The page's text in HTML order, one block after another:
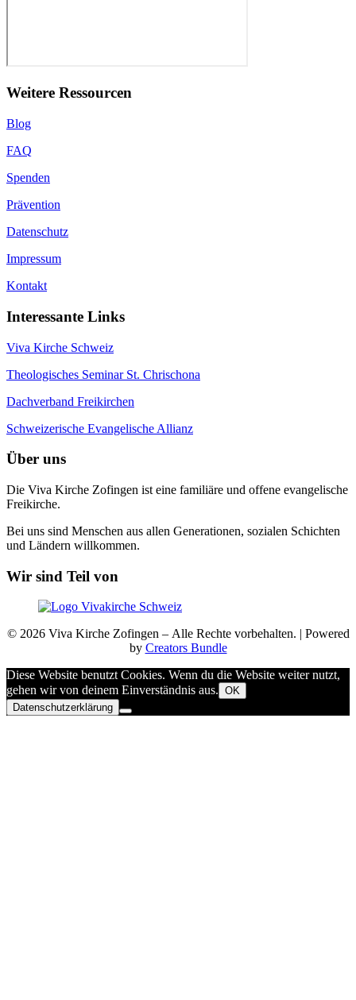
Weitere Ressourcen
Blog
FAQ
Spenden
Prävention
Datenschutz
Impressum
Kontakt
Interessante Links
Viva Kirche Schweiz
Theologisches Seminar St. Chrischona
Dachverband Freikirchen
Schweizerische Evangelische Allianz
Über uns
Die Viva Kirche Zofingen ist eine familiäre und offene evangelische
Freikirche.
Bei uns sind Menschen aus allen Generationen, sozialen Schichten
und Ländern willkommen.
Wir sind Teil von
© 2026 Viva Kirche Zofingen – Alle Rechte vorbehalten. | Powered
by Creators Bundle
Diese Website benutzt Cookies. Wenn du die Website weiter nutzt,
gehen wir von deinem Einverständnis aus. OK
Datenschutzerklärung